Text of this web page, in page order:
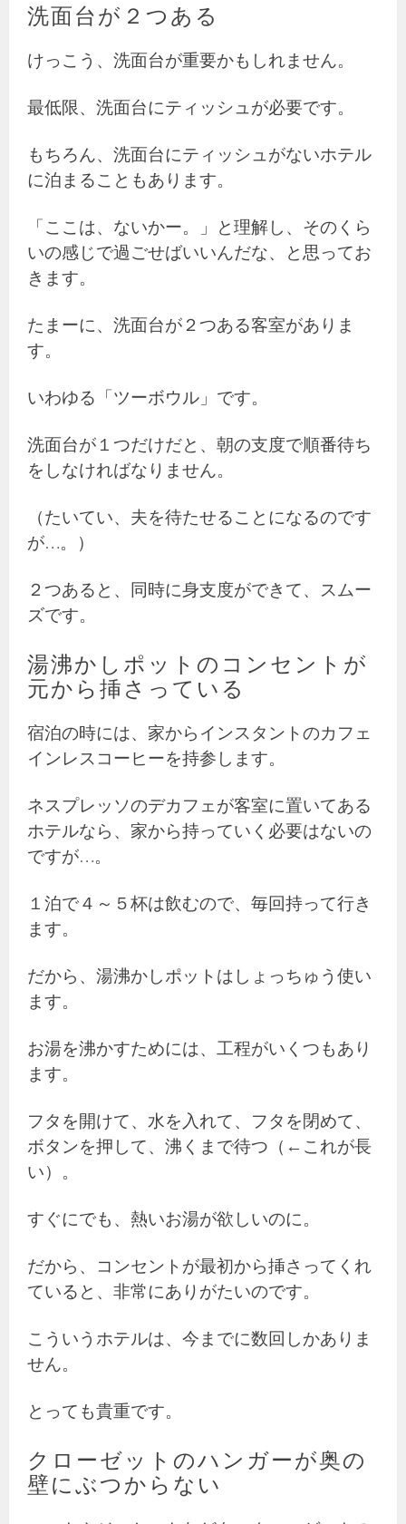
洗面台が２つある
けっこう、洗面台が重要かもしれません。
最低限、洗面台にティッシュが必要です。
もちろん、洗面台にティッシュがないホテル
に泊まることもあります。
「ここは、ないかー。」と理解し、そのくら
いの感じで過ごせばいいんだな、と思ってお
きます。
たまーに、洗面台が２つある客室がありま
す。
いわゆる「ツーボウル」です。
洗面台が１つだけだと、朝の支度で順番待ち
をしなければなりません。
（たいてい、夫を待たせることになるのです
が…。）
２つあると、同時に身支度ができて、スムー
ズです。
湯沸かしポットのコンセントが
元から挿さっている
宿泊の時には、家からインスタントのカフェ
インレスコーヒーを持参します。
ネスプレッソのデカフェが客室に置いてある
ホテルなら、家から持っていく必要はないの
ですが…。
１泊で４～５杯は飲むので、毎回持って行き
ます。
だから、湯沸かしポットはしょっちゅう使い
ます。
お湯を沸かすためには、工程がいくつもあり
ます。
フタを開けて、水を入れて、フタを閉めて、
ボタンを押して、沸くまで待つ（←これが長
い）。
すぐにでも、熱いお湯が欲しいのに。
だから、コンセントが最初から挿さってくれ
ていると、非常にありがたいのです。
こういうホテルは、今までに数回しかありま
せん。
とっても貴重です。
クローゼットのハンガーが奥の
壁にぶつからない